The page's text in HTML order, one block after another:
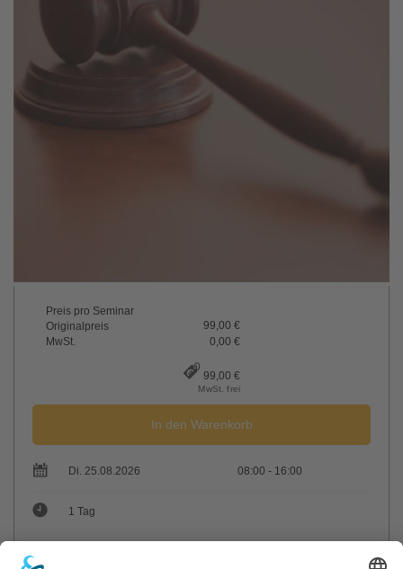
Preis pro Seminar
Originalpreis
99,00 €
MwSt.
0,00 €
99,00 €
MwSt. frei
In den Warenkorb
Di. 25.08.2026 08:00 - 16:00
1 Tag